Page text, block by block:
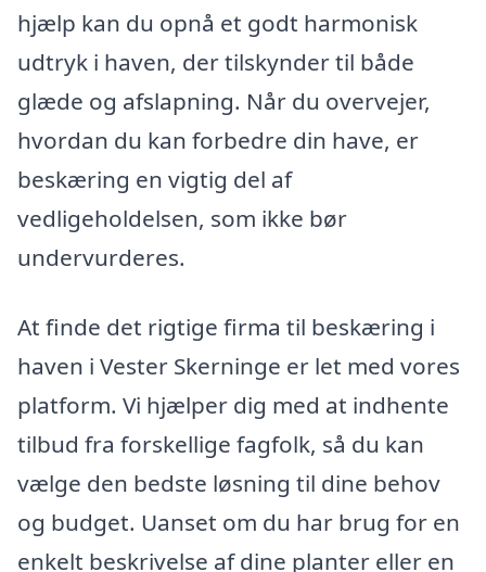
hjælp kan du opnå et godt harmonisk
udtryk i haven, der tilskynder til både
glæde og afslapning. Når du overvejer,
hvordan du kan forbedre din have, er
beskæring en vigtig del af
vedligeholdelsen, som ikke bør
undervurderes.
At finde det rigtige firma til beskæring i
haven i Vester Skerninge er let med vores
platform. Vi hjælper dig med at indhente
tilbud fra forskellige fagfolk, så du kan
vælge den bedste løsning til dine behov
og budget. Uanset om du har brug for en
enkelt beskrivelse af dine planter eller en